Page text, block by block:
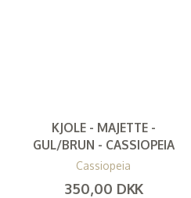
KJOLE - MAJETTE -
GUL/BRUN - CASSIOPEIA
Cassiopeia
350,00 DKK